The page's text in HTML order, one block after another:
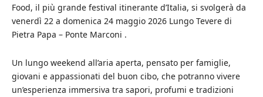
Food, il più grande festival itinerante d’Italia, si svolgerà da
venerdì 22 a domenica 24 maggio 2026 Lungo Tevere di
Pietra Papa – Ponte Marconi .
Un lungo weekend all’aria aperta, pensato per famiglie,
giovani e appassionati del buon cibo, che potranno vivere
un’esperienza immersiva tra sapori, profumi e tradizioni